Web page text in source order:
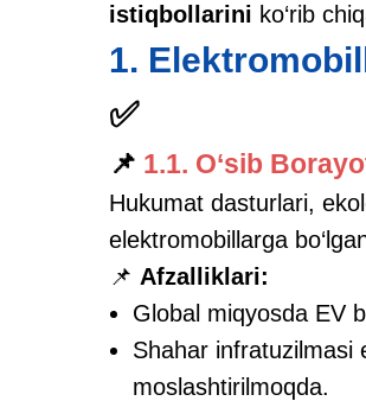
istiqbollarini ko‘rib
1.
✅
📌 1.1. O‘sib
Hukumat dasturlari,
elektromobillarga
📌 Afzalliklari:
Global miqyosda EV
Shahar infratuzilmasi
moslashtirilmoqda.